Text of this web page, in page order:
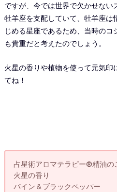
ですが、今では世界で欠かせない
牡羊座を支配していて、牡羊座は
じめる星座であるため、当時の
も貴重だと考えたのでしょう。
火星の香りや植物を使って元気印
てね！
占星術アロマテラピー®︎精油の
火星の香り
パイン＆ブラックペッパー